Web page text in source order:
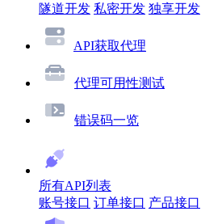
隧道开发 私密开发 独享开发
API获取代理
代理可用性测试
错误码一览
所有API列表
账号接口 订单接口 产品接口